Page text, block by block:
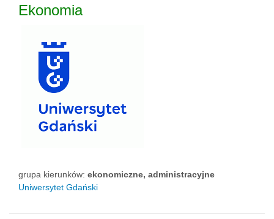
Ekonomia
grupa kierunków: ekonomiczne, administracyjne
Uniwersytet Gdański